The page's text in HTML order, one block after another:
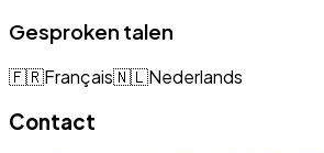
Gesproken talen
🇫🇷Français🇳🇱Nederlands
Contact